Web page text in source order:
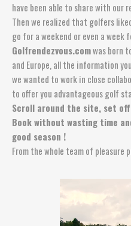
have been able to share with our
Then we realized that golfers
go for a weekend or even a week
Golfrendezvous.comwas born
and Europe, all the information
we wanted to work in close
to offer you advantageous golf
Scroll around the site, set
Book without wasting time
good season !
From the whole team of pleasure